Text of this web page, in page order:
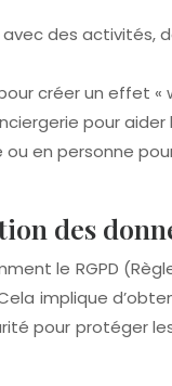
des activités,
créer un effet «
pour
en personne
des
le RGPD
implique
pour protéger